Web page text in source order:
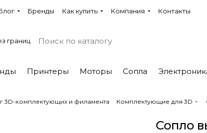
Бренды Как купить Компания Контакты
границ
Принтеры Моторы Сопла
3D-комплектующих и филамента Комплектующие для 3D
Сопло